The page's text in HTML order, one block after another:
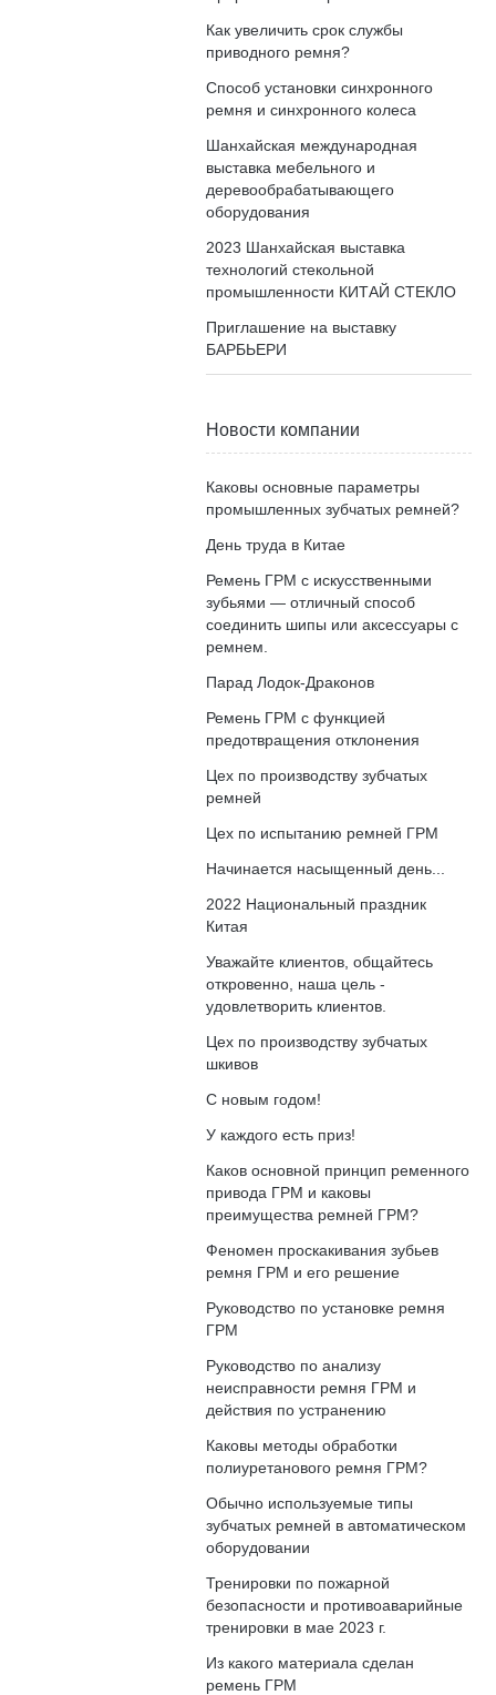
Как увеличить срок службы
приводного ремня?
Способ установки синхронного
ремня и синхронного колеса
Шанхайская международная
выставка мебельного и
деревообрабатывающего
оборудования
2023 Шанхайская выставка
технологий стекольной
промышленности КИТАЙ СТЕКЛО
Приглашение на выставку
БАРБЬЕРИ
Новости компании
Каковы основные параметры
промышленных зубчатых ремней?
День труда в Китае
Ремень ГРМ с искусственными
зубьями — отличный способ
соединить шипы или аксессуары с
ремнем.
Парад Лодок-Драконов
Ремень ГРМ с функцией
предотвращения отклонения
Цех по производству зубчатых
ремней
Цех по испытанию ремней ГРМ
Начинается насыщенный день...
2022 Национальный праздник
Китая
Уважайте клиентов, общайтесь
откровенно, наша цель -
удовлетворить клиентов.
Цех по производству зубчатых
шкивов
С новым годом!
У каждого есть приз!
Каков основной принцип ременного
привода ГРМ и каковы
преимущества ремней ГРМ?
Феномен проскакивания зубьев
ремня ГРМ и его решение
Руководство по установке ремня
ГРМ
Руководство по анализу
неисправности ремня ГРМ и
действия по устранению
Каковы методы обработки
полиуретанового ремня ГРМ?
Обычно используемые типы
зубчатых ремней в автоматическом
оборудовании
Тренировки по пожарной
безопасности и противоаварийные
тренировки в мае 2023 г.
Из какого материала сделан
ремень ГРМ